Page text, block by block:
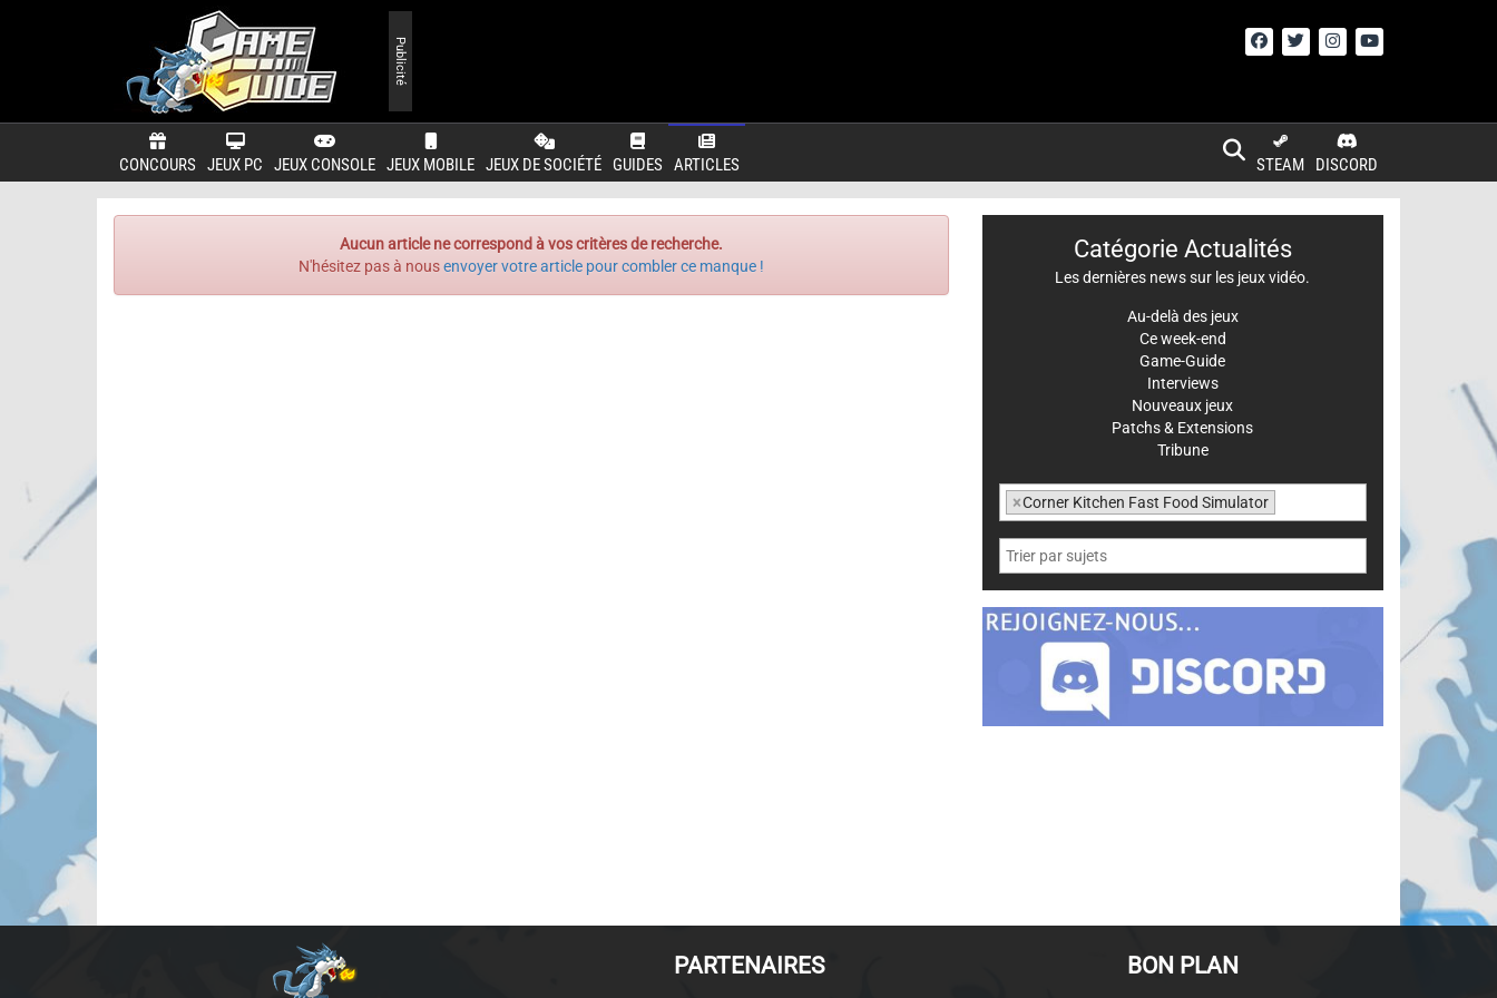
CONCOURS JEUX PC JEUX CONSOLE JEUX MOBILE JEUX DE SOCIÉTÉ GUIDES ARTICLES DISCORD
STEAM
Publicité
Aucun article ne correspond à vos critères de recherche.
N'hésitez pas à nousenvoyer votre article pour combler ce manque !
Catégorie Actualités
Les dernières news sur les jeux vidéo.
Au-delà des jeux
Ce week-end
Game-Guide
Interviews
Nouveaux jeux
Patchs & Extensions
Tribune
×Corner Kitchen Fast Food Simulator
PARTENAIRES BON PLAN